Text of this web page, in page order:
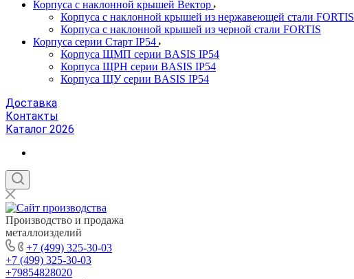
Корпуса с наклонной крышей Вектор
Корпуса с наклонной крышей из нержавеющей стали FORTIS
Корпуса с наклонной крышей из черной стали FORTIS
Корпуса серии Старт IP54
Корпуса ЩМП серии BASIS IP54
Корпуса ЩРН серии BASIS IP54
Корпуса ЩУ серии BASIS IP54
Доставка
Контакты
Каталог 2026
Производство и продажа
металлоизделий
+7 (499) 325-30-03
+7 (499) 325-30-03
+79854828020